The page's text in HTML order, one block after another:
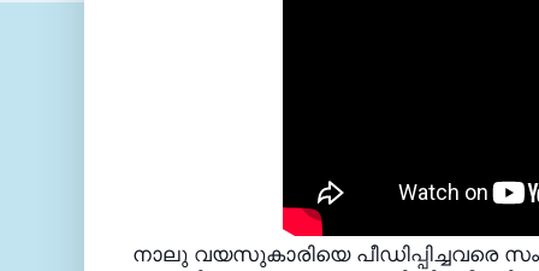
നാലു വയസുകാരിയെ പീഡിപ്പിച്ചവരെ